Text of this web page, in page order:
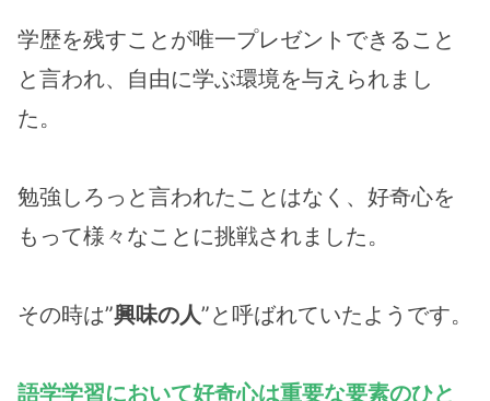
学歴を残すことが唯一プレゼントできること
と言われ、自由に学ぶ環境を与えられまし
た。
勉強しろっと言われたことはなく、好奇心を
もって様々なことに挑戦されました。
その時は”興味の人”と呼ばれていたようです。
語学学習において好奇心は重要な要素のひと